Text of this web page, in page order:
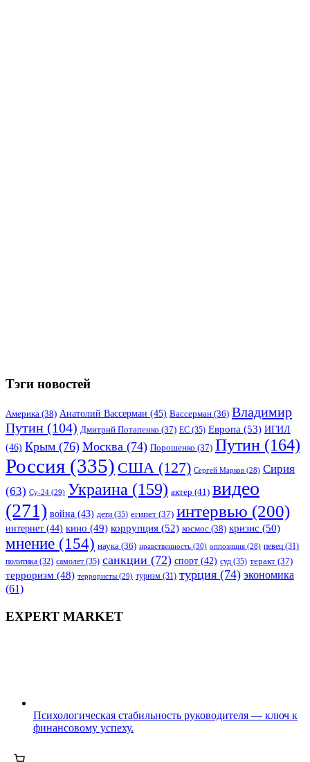
Тэги новостей
Америка (38) Анатолий Вассерман (45) Вассерман (36) Владимир
Путин (104) Дмитрий Потапенко (37) ЕС (35) Европа (53) ИГИЛ
(46) Крым (76) Москва (74) Порошенко (37) Путин (164)
Россия (335) США (127) Сергей Марков (28) Сирия
(63) Су-24 (29) Украина (159) актер (41) видео
(271) война (43) дети (35) египет (37) интервью (200)
интернет (44) кино (49) коррупция (52) космос (38) кризис (50)
мнение (154) наука (36) нравственность (30) оппозиция (28) певец (31)
политика (32) самолет (35) санкции (72) спорт (42) суд (35) теракт (37)
терроризм (48) террористы (29) туризм (31) турция (74) экономика
(61)
EXPERT MARKET
Психологическая стабильность руководителя — ключ к
финансовому успеху.